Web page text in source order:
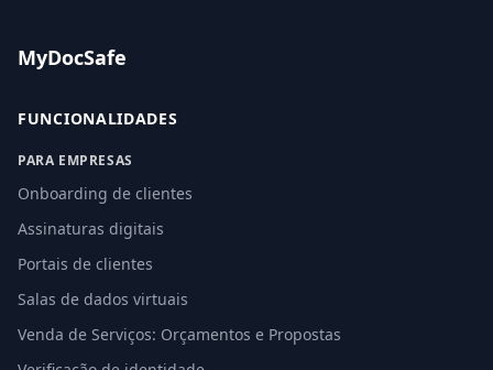
MyDocSafe
FUNCIONALIDADES
PARA EMPRESAS
Onboarding de clientes
Assinaturas digitais
Portais de clientes
Salas de dados virtuais
Venda de Serviços: Orçamentos e Propostas